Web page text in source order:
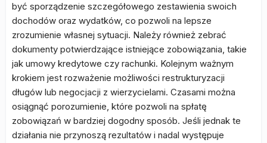
być sporządzenie szczegółowego zestawienia swoich
dochodów oraz wydatków, co pozwoli na lepsze
zrozumienie własnej sytuacji. Należy również zebrać
dokumenty potwierdzające istniejące zobowiązania, takie
jak umowy kredytowe czy rachunki. Kolejnym ważnym
krokiem jest rozważenie możliwości restrukturyzacji
długów lub negocjacji z wierzycielami. Czasami można
osiągnąć porozumienie, które pozwoli na spłatę
zobowiązań w bardziej dogodny sposób. Jeśli jednak te
działania nie przynoszą rezultatów i nadal występuje